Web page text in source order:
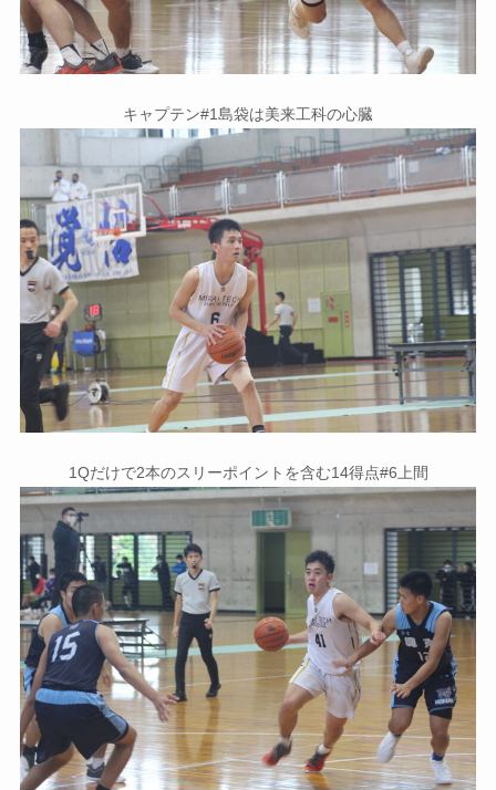
キャプテン#1島袋は美来工科の心臓
1Qだけで2本のスリーポイントを含む14得点#6上間